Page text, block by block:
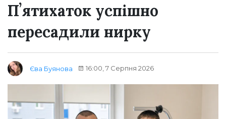
Пʼятихаток успішно
пересадили нирку
Єва Буянова 16:00, 7 Серпня 2026